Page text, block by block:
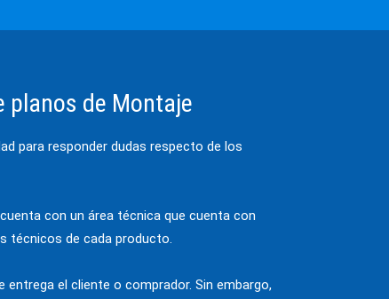
planos de Montaje
para responder dudas respecto de los
con un área técnica que cuenta con
técnicos de cada producto.
entrega el cliente o comprador. Sin embargo,